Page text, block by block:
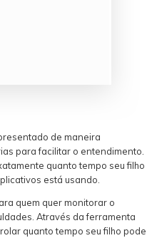
de maneira
para facilitar o entendimento.
quanto tempo seu filho
está usando.
quem quer monitorar o
Através da ferramenta
quanto tempo seu filho pode